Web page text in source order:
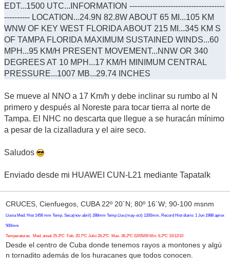
EDT...1500 UTC...INFORMATION -------------------------------------
---------- LOCATION...24.9N 82.8W ABOUT 65 MI...105 KM
WNW OF KEY WEST FLORIDA ABOUT 215 MI...345 KM S
OF TAMPA FLORIDA MAXIMUM SUSTAINED WINDS...60
MPH...95 KM/H PRESENT MOVEMENT...NNW OR 340
DEGREES AT 10 MPH...17 KM/H MINIMUM CENTRAL
PRESSURE...1007 MB...29.74 INCHES
Se mueve al NNO a 17 Km/h y debe inclinar su rumbo al N
primero y después al Noreste para tocar tierra al norte de
Tampa. El NHC no descarta que llegue a se huracán mínimo
a pesar de la cizalladura y el aire seco.
Saludos
Enviado desde mi HUAWEI CUN-L21 mediante Tapatalk
CRUCES, Cienfuegos, CUBA 22º 20`N; 80º 16`W; 90-100 msnm
Lluvia Med. Hist 1456 mm Temp. Seca(nov-abril) 288mm Temp Lluv.(may-oct) 1200mm, Record Hist diario: 1 Jun 1988 aprox
500mm
Temperaturas Med. anual 25.3ºC Feb. 20.7ºC Julio 28.2ºC Max. 36.2ºC 02/05/09 Min. 6.2ºC 15/12/10
Desde el centro de Cuba donde tenemos rayos a montones y algú
n tornadito además de los huracanes que todos conocen.